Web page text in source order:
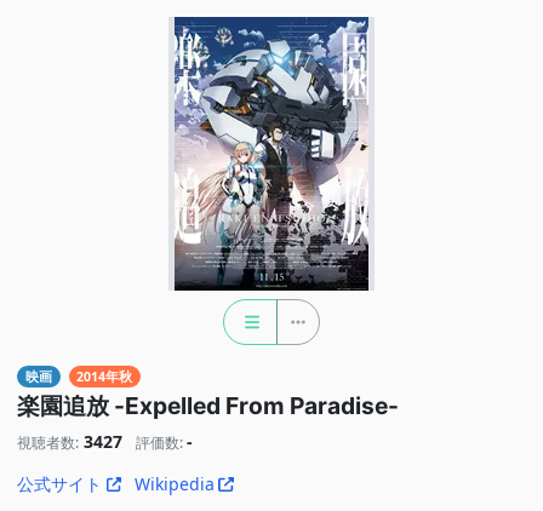
映画 2014年秋
楽園追放 -Expelled From Paradise-
視聴者数: 3427 評価数: -
公式サイト
Wikipedia